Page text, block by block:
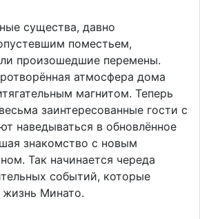
существа, давно
поместьем,
произошедшие перемены.
атмосфера дома
магнитом. Теперь
заинтересованные гости с
наведываться в обновлённое
знакомство с новым
Так начинается череда
событий, которые
жизнь Минато.